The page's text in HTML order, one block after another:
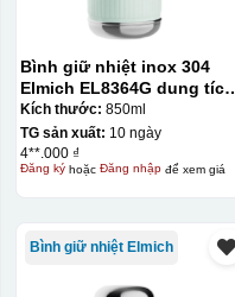
Bình giữ nhiệt inox 304
Elmich EL8364G dung tích
850ml
Kích thước: 850ml
TG sản xuất: 10 ngày
4**.000 ₫
Đăng kýhoặc Đăng nhậpđể xem giá
Bình giữ nhiệt Elmich